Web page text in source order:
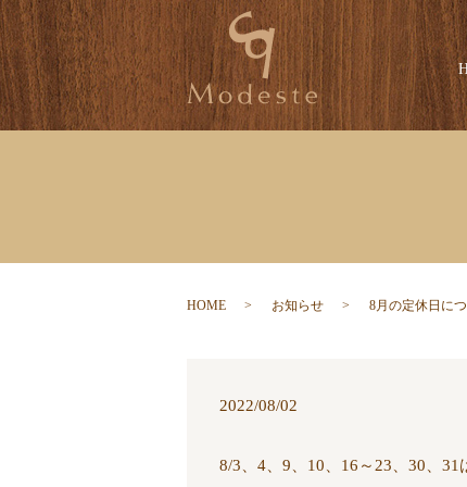
HOME お知らせ 8月の定休日に
2022/08/02
8/3、4、9、10、16～23、30、31